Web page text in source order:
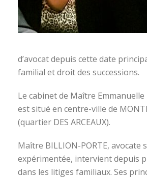
d’avocat depuis cette date
familial et droit des successions.
Le cabinet de Maître Emmanuelle
est situé en centre-ville de
(quartier DES ARCEAUX).
Maître BILLION-PORTE, avocate
expérimentée, intervient depuis
dans les litiges familiaux. Ses